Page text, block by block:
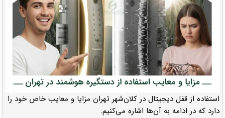
استفاده از قفل دیجیتال در کلان‌شهر تهران مزایا و معایب خاص خود را
دارد که در ادامه به آن‌ها اشاره می‌کنیم.